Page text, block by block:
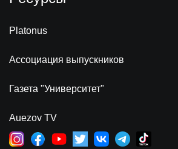
Platonus
Ассоциация выпускников
Газета "Университет"
Auezov TV